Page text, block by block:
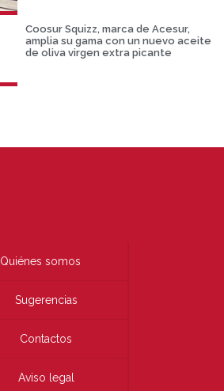
Coosur Squizz, marca de Acesur,
amplia su gama con un nuevo aceite
de oliva virgen extra picante
Quiénes somos
Sugerencias
Contactos
Aviso legal